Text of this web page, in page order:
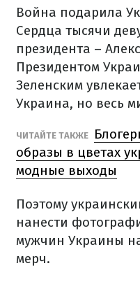
Война подарила
Сердца тысячи
президента –
Президентом
Зеленским
Украина, но весь
ЧИТАЙТЕ ТАКЖЕ
образы в цветах
модные выходы
Поэтому
нанести
мужчин Украины
мерч.